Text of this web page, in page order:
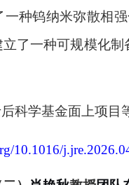
种钨纳米弥散相
了一种可规模化
科学基金面上项目
10.1016/